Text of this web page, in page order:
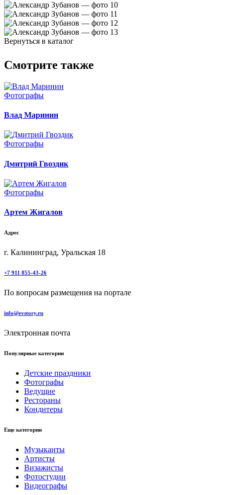
Вернуться в каталог
Смотрите также
Фотографы
Влад Маринин
Фотографы
Дмитрий Гвоздик
Фотографы
Артем Жигалов
Адрес
г. Калининград, Уральская 18
+7 911 855-43-26
По вопросам размещения на портале
info@evstory.ru
Электронная почта
Популярные категории
Детские праздники
Фотографы
Ведущие
Рестораны
Кондитеры
Еще категории
Музыканты
Артисты
Визажисты
Фотостудии
Видеографы